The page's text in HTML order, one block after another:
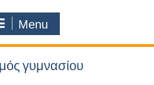
Menu
γυμνασίου